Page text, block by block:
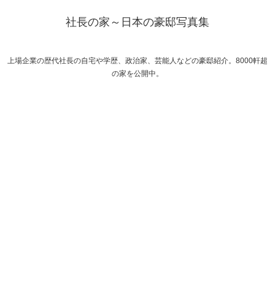
社長の家～日本の豪邸写真集
上場企業の歴代社長の自宅や学歴、政治家、芸能人などの豪邸紹介。8000軒超
の家を公開中。